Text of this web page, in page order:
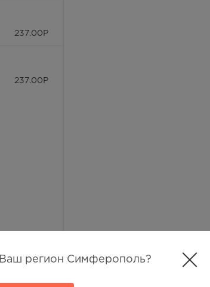
Ваш регион Симферополь?
237.00 Р
237.00 Р